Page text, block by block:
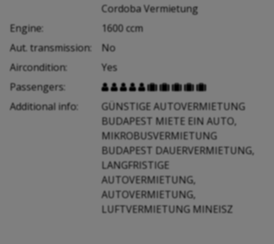
Cordoba Vermietung
Engine:
1600 ccm
Aut. transmission:
No
Aircondition:
Yes
Passengers:
         
Additional info:
GÜNSTIGE AUTOVERMIETUNG
BUDAPEST MIETE EIN AUTO,
MIKROBUSVERMIETUNG
BUDAPEST DAUERVERMIETUNG,
LANGFRISTIGE
AUTOVERMIETUNG,
AUTOVERMIETUNG,
LUFTVERMIETUNG MINEISZ